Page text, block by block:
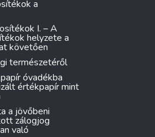
a
I. – A
helyzete a
követően
természetéről
óvadékba
értékpapír mint
a jövőbeni
zálogjog
való